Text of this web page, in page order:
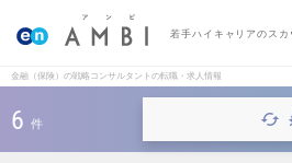
若手ハイキャリアのスカ
金融（保険）の戦略コンサルタントの転職・求人情報
6 件